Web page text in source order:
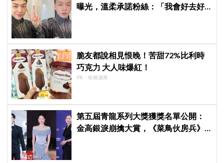
曝光，溫柔承諾粉絲：「我會好去好
脆友都說相見恨晚！苦甜72%比利時
巧克力 大人味爆紅！
PR・哈根達斯
第五屆青龍系列大獎獲獎名單公開：
金高銀淚崩擒大賞，《菜鳥伙房兵》